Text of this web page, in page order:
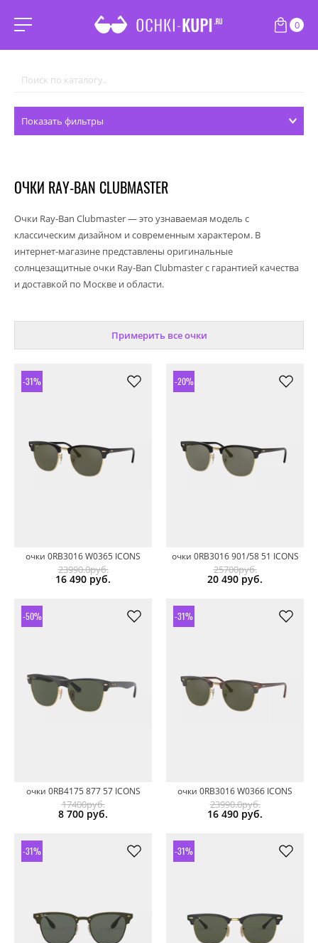
0
Показать фильтры
ОЧКИ RAY-BAN CLUBMASTER
Очки Ray-Ban Clubmaster — это узнаваемая модель с
классическим дизайном и современным характером. В
интернет-магазине представлены оригинальные
солнцезащитные очки Ray-Ban Clubmaster с гарантией качества
и доставкой по Москве и области.
Примерить все очки
-31%
очки 0RB3016 W0365 ICONS
23990.0руб.
16 490 руб.
-20%
очки 0RB3016 901/58 51 ICONS
25700руб.
20 490 руб.
-50%
очки 0RB4175 877 57 ICONS
17400руб.
8 700 руб.
-31%
очки 0RB3016 W0366 ICONS
23990.0руб.
16 490 руб.
-31% -31%